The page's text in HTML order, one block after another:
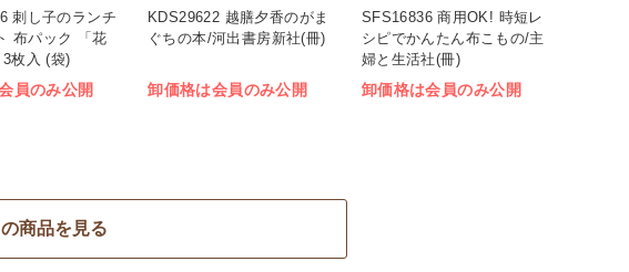
刺し子のランチ
布パック 「花
枚入 (袋)
員のみ公開
KDS29622 越膳夕香のがま
ぐちの本/河出書房新社(冊)
卸価格は会員のみ公開
SFS16836 商用OK! 時短レ
シピでかんたん布こもの/主
婦と生活社(冊)
卸価格は会員のみ公開
商品を見る